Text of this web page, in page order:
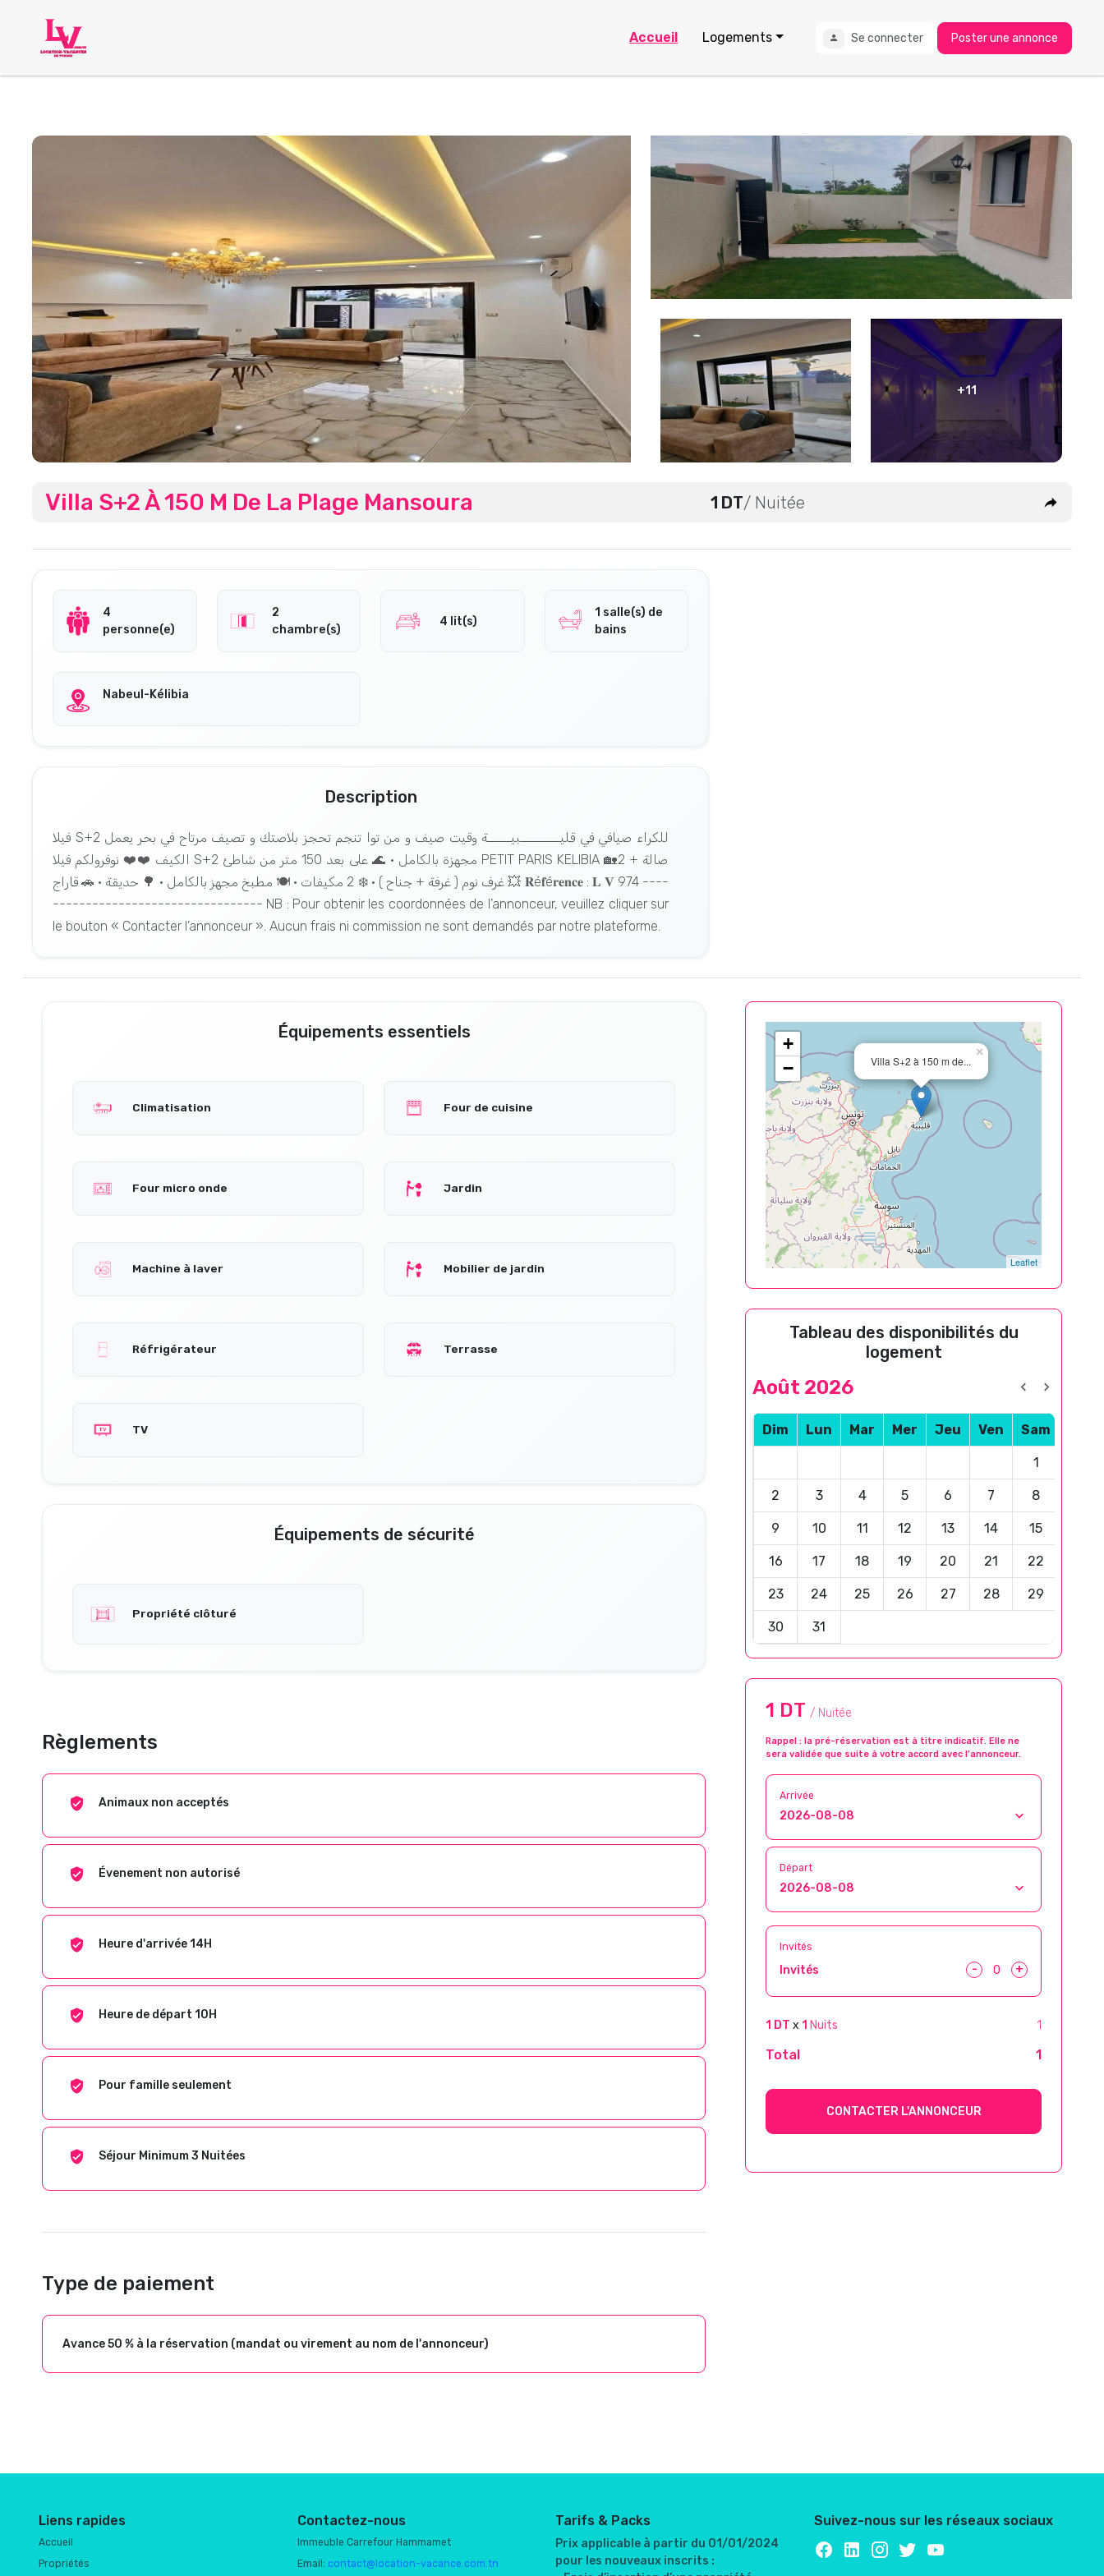
Accueil Logements Se connecter Poster une annonce
+11
Villa S+2 À 150 M De La Plage Mansoura 1 DT/ Nuitée
4
personne(e)
2
chambre(s)
4 lit(s)
1 salle(s) de
bains
Nabeul-Kélibia
Description
فيلا S+2 للكراء صيافي في قليــــــــــــبيـــــــة وقيت صيف و من توا تنجم تحجز بلاصتك و تصيف مرتاح في بحر يعمل
الكيف ❤️❤️ نوفرولكم فيلا S+2 مجهزة بالكامل • 🌊 على بعد 150 متر من شاطئ PETIT PARIS KELIBIA 🏡صالة + 2
غرف نوم ( غرفة + جناح ) • ❄️ 2 مكيفات • 🍽️ مطبخ مجهز بالكامل • 🌳 حديقة • 🚗 قاراج 💥 𝐑é𝐟é𝐫𝐞𝐧𝐜𝐞 : 𝐋 𝐕 974 ----
-------------------------------- NB : Pour obtenir les coordonnées de l’annonceur, veuillez cliquer sur
le bouton « Contacter l’annonceur ». Aucun frais ni commission ne sont demandés par notre plateforme.
Équipements essentiels
Climatisation Four de cuisine
Four micro onde Jardin
Machine à laver Mobilier de jardin
Réfrigérateur Terrasse
TV
Équipements de sécurité
Propriété clôturé
Règlements
Animaux non acceptés
Évenement non autorisé
Heure d'arrivée 14H
Heure de départ 10H
Pour famille seulement
Séjour Minimum 3 Nuitées
Type de paiement
Avance 50 % à la réservation (mandat ou virement au nom de l'annonceur)
Villa S+2 à 150 m de...
×
+
−
Leaflet
Tableau des disponibilités du
logement
Août 2026
Dim Lun Mar Mer Jeu Ven Sam
1
2 3 4 5 6 7 8
9 10 11 12 13 14 15
16 17 18 19 20 21 22
23 24 25 26 27 28 29
30 31
1 DT / Nuitée
Rappel : la pré-réservation est à titre indicatif. Elle ne
sera validée que suite à votre accord avec l’annonceur.
Arrivée
Départ
Invités
Invités - +
1 DT x 1 Nuits 1
Total 1
CONTACTER L'ANNONCEUR
Liens rapides
Accueil
Propriétés
Contactez-nous
Immeuble Carrefour Hammamet
Email: contact@location-vacance.com.tn
Tarifs & Packs
Prix applicable à partir du 01/01/2024
pour les nouveaux inscrits :
Suivez-nous sur les réseaux sociaux